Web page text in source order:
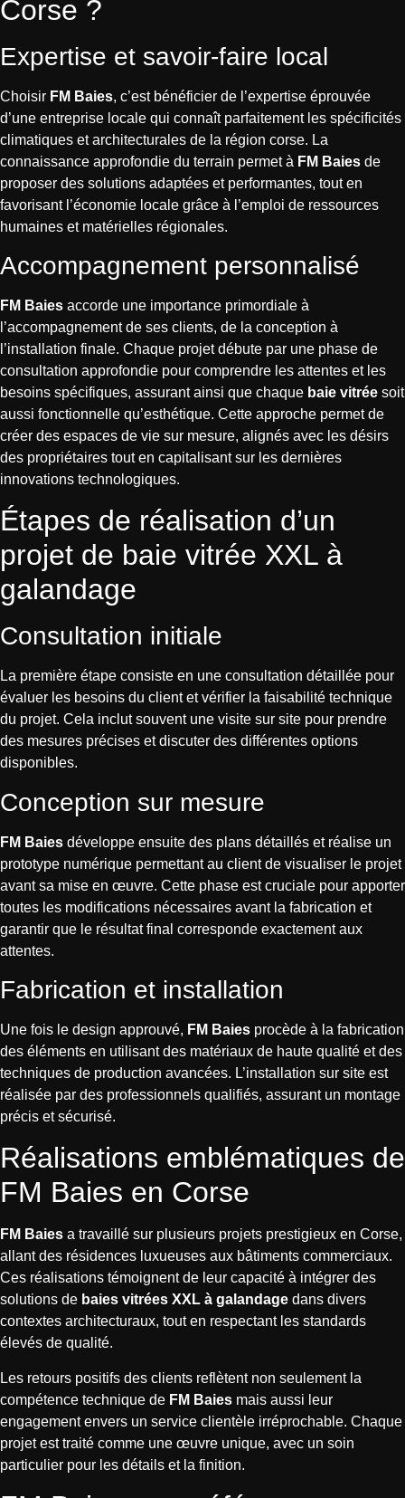
Corse ?
Expertise et savoir-faire local
Choisir FM Baies, c’est bénéficier de l’expertise éprouvée
d’une entreprise locale qui connaît parfaitement les spécificités
climatiques et architecturales de la région corse. La
connaissance approfondie du terrain permet à FM Baies de
proposer des solutions adaptées et performantes, tout en
favorisant l’économie locale grâce à l’emploi de ressources
humaines et matérielles régionales.
Accompagnement personnalisé
FM Baies accorde une importance primordiale à
l’accompagnement de ses clients, de la conception à
l’installation finale. Chaque projet débute par une phase de
consultation approfondie pour comprendre les attentes et les
besoins spécifiques, assurant ainsi que chaque baie vitrée soit
aussi fonctionnelle qu’esthétique. Cette approche permet de
créer des espaces de vie sur mesure, alignés avec les désirs
des propriétaires tout en capitalisant sur les dernières
innovations technologiques.
Étapes de réalisation d’un
projet de baie vitrée XXL à
galandage
Consultation initiale
La première étape consiste en une consultation détaillée pour
évaluer les besoins du client et vérifier la faisabilité technique
du projet. Cela inclut souvent une visite sur site pour prendre
des mesures précises et discuter des différentes options
disponibles.
Conception sur mesure
FM Baies développe ensuite des plans détaillés et réalise un
prototype numérique permettant au client de visualiser le projet
avant sa mise en œuvre. Cette phase est cruciale pour apporter
toutes les modifications nécessaires avant la fabrication et
garantir que le résultat final corresponde exactement aux
attentes.
Fabrication et installation
Une fois le design approuvé, FM Baies procède à la fabrication
des éléments en utilisant des matériaux de haute qualité et des
techniques de production avancées. L’installation sur site est
réalisée par des professionnels qualifiés, assurant un montage
précis et sécurisé.
Réalisations emblématiques de
FM Baies en Corse
FM Baies a travaillé sur plusieurs projets prestigieux en Corse,
allant des résidences luxueuses aux bâtiments commerciaux.
Ces réalisations témoignent de leur capacité à intégrer des
solutions de baies vitrées XXL à galandage dans divers
contextes architecturaux, tout en respectant les standards
élevés de qualité.
Les retours positifs des clients reflètent non seulement la
compétence technique de FM Baies mais aussi leur
engagement envers un service clientèle irréprochable. Chaque
projet est traité comme une œuvre unique, avec un soin
particulier pour les détails et la finition.